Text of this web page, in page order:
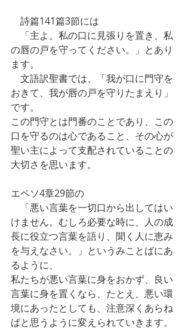
詩篇141篇3節には
「主よ。私の口に見張りを置き、私
の唇の戸を守ってください。」とあり
ます。
文語訳聖書では、「我が口に門守を
おきて、我が唇の戸を守りたまえり」
です。
この門守とは門番のことであり、この
口を守るのは心であること、その心が
聖い主によって支配されていることの
大切さを思います。
エペソ4章29節の
「悪い言葉を一切口から出してはい
けません。むしろ必要な時に、人の成
長に役立つ言葉を語り、聞く人に恵み
を与えなさい。」というみことばにあ
るように、
私たちが悪い言葉に身をおかず、良い
言葉に身を置くなら、たとえ、悪い環
境にあったとしても、注意深くあらね
ばと思うように変えられていきます。